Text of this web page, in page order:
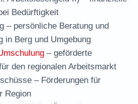
Bedürftigkeit
– persönliche Beratung und
in Berg und Umgebung
– geförderte
den regionalen Arbeitsmarkt
– Förderungen für
Region